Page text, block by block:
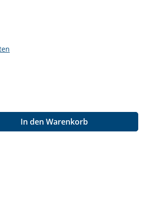
gewünschten Wert
In den Warenkorb